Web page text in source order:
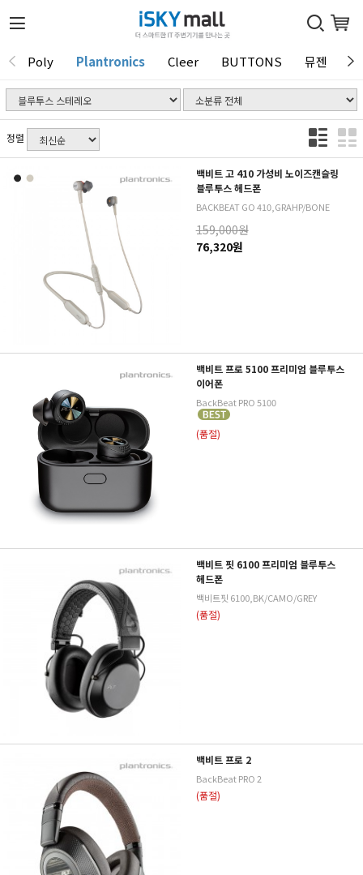
Poly Plantronics Cleer BUTTONS 뮤젠
1 / 0
정렬
백비트 고 410 가성비 노이즈캔슬링
블루투스 헤드폰
BACKBEAT GO 410,GRAHP/BONE
159,000원
76,320원
백비트 프로 5100 프리미엄 블루투스
이어폰
BackBeat PRO 5100
(품절)
백비트 핏 6100 프리미엄 블루투스
헤드폰
백비트핏 6100,BK/CAMO/GREY
(품절)
백비트 프로 2
BackBeat PRO 2
(품절)